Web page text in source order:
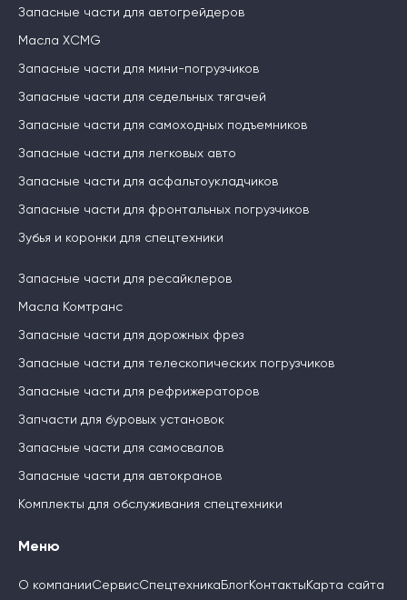
Запасные части для автогрейдеров
Масла XCMG
Запасные части для мини-погрузчиков
Запасные части для седельных тягачей
Запасные части для самоходных подъемников
Запасные части для легковых авто
Запасные части для асфальтоукладчиков
Запасные части для фронтальных погрузчиков
Зубья и коронки для спецтехники
Запасные части для ресайклеров
Масла Комтранс
Запасные части для дорожных фрез
Запасные части для телескопических погрузчиков
Запасные части для рефрижераторов
Запчасти для буровых установок
Запасные части для самосвалов
Запасные части для автокранов
Комплекты для обслуживания спецтехники
Меню
О компанииСервисСпецтехника БлогКонтакты Карта сайта